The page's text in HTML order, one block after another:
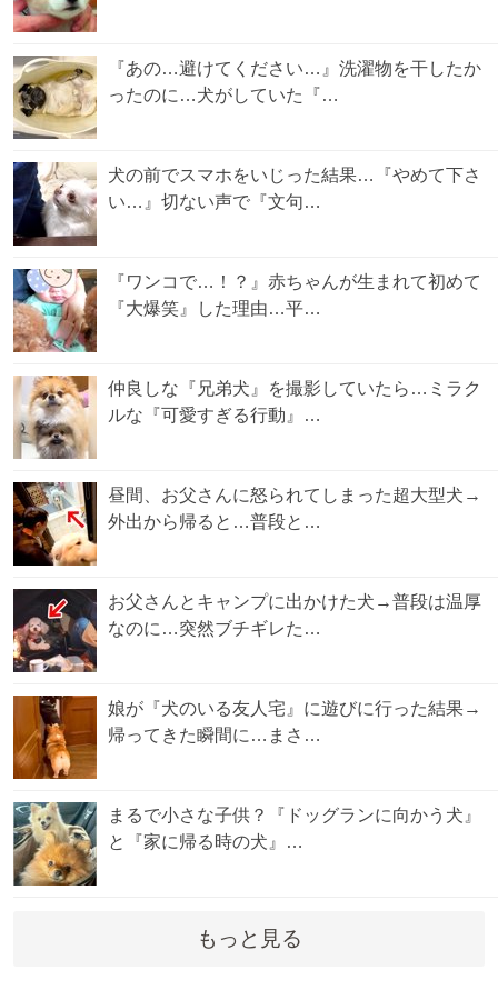
『あの…避けてください…』洗濯物を干したか
ったのに…犬がしていた『…
犬の前でスマホをいじった結果…『やめて下さ
い…』切ない声で『文句…
『ワンコで…！？』赤ちゃんが生まれて初めて
『大爆笑』した理由…平…
仲良しな『兄弟犬』を撮影していたら…ミラク
ルな『可愛すぎる行動』…
昼間、お父さんに怒られてしまった超大型犬→
外出から帰ると…普段と…
お父さんとキャンプに出かけた犬→普段は温厚
なのに…突然ブチギレた…
娘が『犬のいる友人宅』に遊びに行った結果→
帰ってきた瞬間に…まさ…
まるで小さな子供？『ドッグランに向かう犬』
と『家に帰る時の犬』…
もっと見る